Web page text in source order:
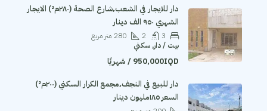
دار للايجار في الشعب٬شارع الصحة (٢٨٠م²) الايجار
الشهري ٩٥٠ الف دينار
3
2
280 متر مربع
بيت / دار, سكني
950,000IQD / شهريًا
دار للبيع في النجف٬مجمع الكرار السكني (٢٠٠م²)
السعر ١٨٥مليون دينار